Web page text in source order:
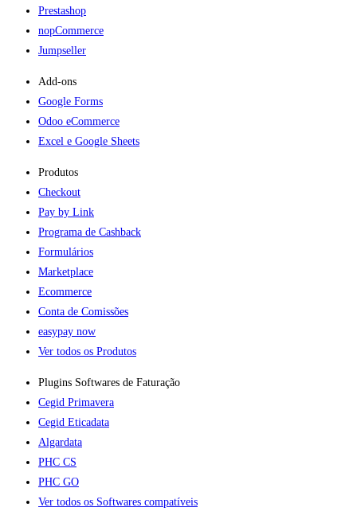
Prestashop
nopCommerce
Jumpseller
Add-ons​
Google Forms
Odoo eCommerce
Excel e Google Sheets
Produtos
Checkout
Pay by Link
Programa de Cashback
Formulários
Marketplace
Ecommerce
Conta de Comissões
easypay now
Ver todos os Produtos
Plugins Softwares de Faturação​
Cegid Primavera
Cegid Eticadata
Algardata
PHC CS
PHC GO
Ver todos os Softwares compatíveis